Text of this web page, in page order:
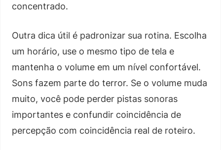
concentrado.
Outra dica útil é padronizar sua rotina. Escolha
um horário, use o mesmo tipo de tela e
mantenha o volume em um nível confortável.
Sons fazem parte do terror. Se o volume muda
muito, você pode perder pistas sonoras
importantes e confundir coincidência de
percepção com coincidência real de roteiro.